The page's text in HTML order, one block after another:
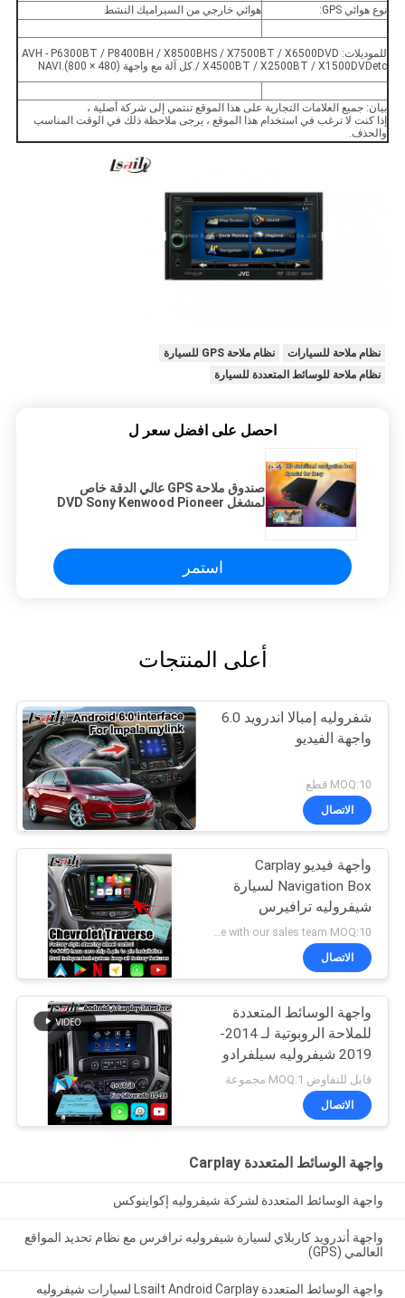
نوع هوائي GPS:
هوائي خارجي من السيراميك النشط
للموديلات: AVH ‐ P6300BT / P8400BH / X8500BHS / X7500BT / X6500DVD
/ X4500BT / X2500BT / X1500DVDetc.كل آلة مع واجهة NAVI.(800 × 480)
بيان: جميع العلامات التجارية على هذا الموقع تنتمي إلى شركة أصلية ،
إذا كنت لا ترغب في استخدام هذا الموقع ، يرجى ملاحظة ذلك في الوقت المناسب
والحذف.
نظام ملاحة للسيارات
نظام ملاحة GPS للسيارة
نظام ملاحة للوسائط المتعددة للسيارة
احصل على افضل سعر ل
صندوق ملاحة GPS عالي الدقة خاص
لمشغل DVD Sony Kenwood Pioneer
استمر
أعلى المنتجات
شفروليه إمبالا اندرويد 6.0
واجهة الفيديو
MOQ:10 قطع
الاتصال
واجهة فيديو Carplay
Navigation Box لسيارة
شيفروليه ترافيرس
android auto
الاتصال
واجهة الوسائط المتعددة
للملاحة الروبوتية لـ 2014-
2019 شيفروليه سيلفرادو
1500 2500 3500 نظام
ميلينك
قابل للتفاوض MOQ:1 مجموعة
الاتصال
واجهة الوسائط المتعددة Carplay
واجهة الوسائط المتعددة لشركة شيفروليه إكواينوكس
واجهة أندرويد كاربلاي لسيارة شيفروليه ترافرس مع نظام تحديد المواقع
العالمي (GPS)
واجهة الوسائط المتعددة Lsailt Android Carplay لسيارات شيفروليه